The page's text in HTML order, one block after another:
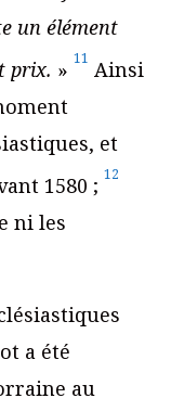
un élément
prix. » 11 Ainsi
et
1580 ; 12
ni les
a été
au